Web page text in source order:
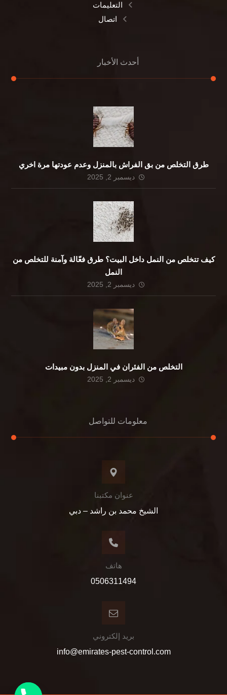
التعليمات
اتصال
أحدث الأخبار
طرق التخلص من بق الفراش بالمنزل وعدم عودتها مرة اخري
ديسمبر 2, 2025
كيف تتخلص من النمل داخل البيت؟ طرق فعّالة وآمنة للتخلص من
النمل
ديسمبر 2, 2025
التخلص من الفئران في المنزل بدون مبيدات
ديسمبر 2, 2025
معلومات للتواصل
عنوان مكتبنا
الشيخ محمد بن راشد – دبي
هاتف
0506311494
بريد إلكتروني
info@emirates-pest-control.com